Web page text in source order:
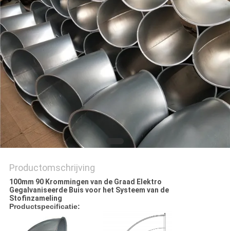
Productomschrijving
100mm 90 Krommingen van de Graad Elektro
Gegalvaniseerde Buis voor het Systeem van de
Stofinzameling
Productspecificatie: